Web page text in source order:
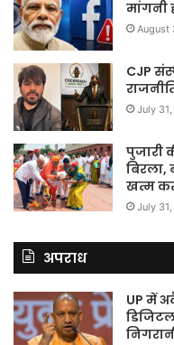
मांगनी
August
CJP
July
पुजारी
बिरला,
खत्म
July
अपराध
UP में